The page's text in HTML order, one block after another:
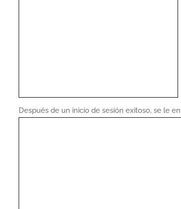
Después de un inicio de sesión exitoso, se le